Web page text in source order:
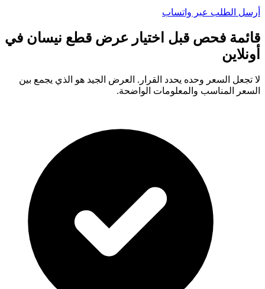
أرسل الطلب عبر واتساب
قائمة فحص قبل اختيار عرض قطع نيسان في
أونلاين
لا تجعل السعر وحده يحدد القرار. العرض الجيد هو الذي يجمع بين
السعر المناسب والمعلومات الواضحة.